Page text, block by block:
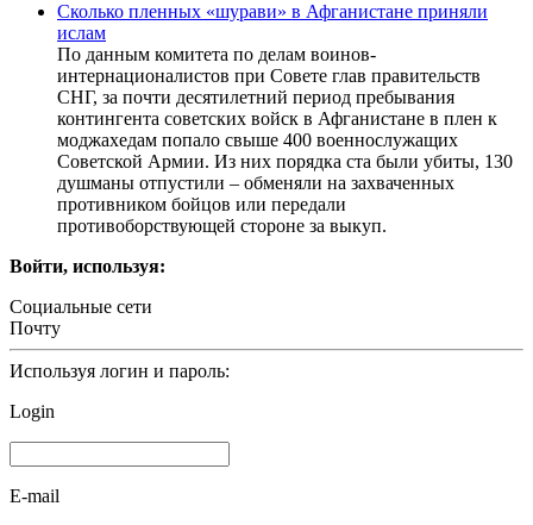
Сколько пленных «шурави» в Афганистане приняли
ислам
По данным комитета по делам воинов-
интернационалистов при Совете глав правительств
СНГ, за почти десятилетний период пребывания
контингента советских войск в Афганистане в плен к
моджахедам попало свыше 400 военнослужащих
Советской Армии. Из них порядка ста были убиты, 130
душманы отпустили – обменяли на захваченных
противником бойцов или передали
противоборствующей стороне за выкуп.
Войти, используя:
Социальные сети
Почту
Используя логин и пароль:
Login
E-mail